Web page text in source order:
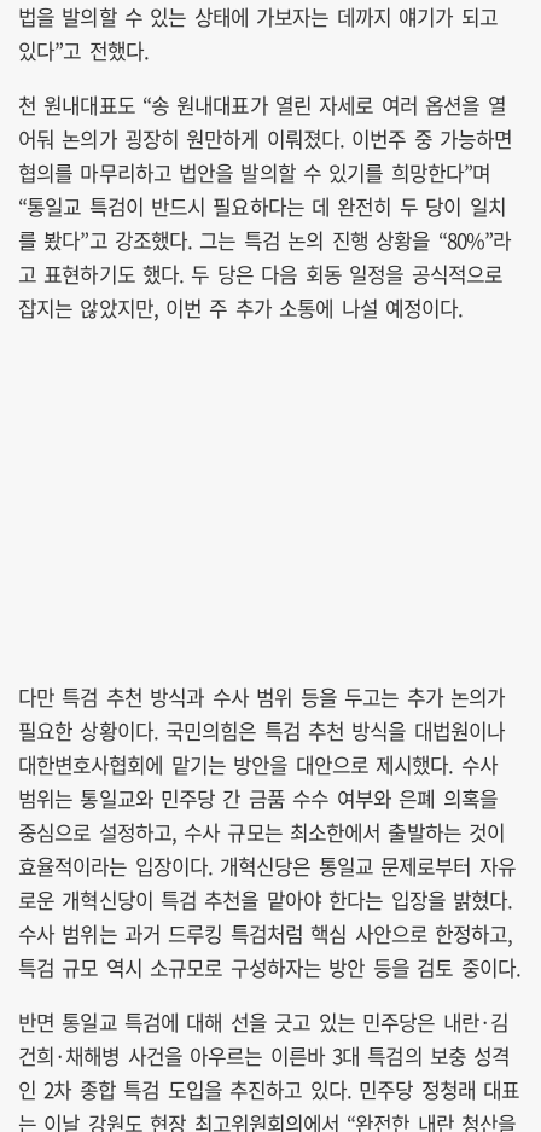
법을 발의할 수 있는 상태에 가보자는 데까지 얘기가 되고
있다”고 전했다.
천 원내대표도 “송 원내대표가 열린 자세로 여러 옵션을 열
어둬 논의가 굉장히 원만하게 이뤄졌다. 이번주 중 가능하면
협의를 마무리하고 법안을 발의할 수 있기를 희망한다”며
“통일교 특검이 반드시 필요하다는 데 완전히 두 당이 일치
를 봤다”고 강조했다. 그는 특검 논의 진행 상황을 “80%”라
고 표현하기도 했다. 두 당은 다음 회동 일정을 공식적으로
잡지는 않았지만, 이번 주 추가 소통에 나설 예정이다.
다만 특검 추천 방식과 수사 범위 등을 두고는 추가 논의가
필요한 상황이다. 국민의힘은 특검 추천 방식을 대법원이나
대한변호사협회에 맡기는 방안을 대안으로 제시했다. 수사
범위는 통일교와 민주당 간 금품 수수 여부와 은폐 의혹을
중심으로 설정하고, 수사 규모는 최소한에서 출발하는 것이
효율적이라는 입장이다. 개혁신당은 통일교 문제로부터 자유
로운 개혁신당이 특검 추천을 맡아야 한다는 입장을 밝혔다.
수사 범위는 과거 드루킹 특검처럼 핵심 사안으로 한정하고,
특검 규모 역시 소규모로 구성하자는 방안 등을 검토 중이다.
반면 통일교 특검에 대해 선을 긋고 있는 민주당은 내란·김
건희·채해병 사건을 아우르는 이른바 3대 특검의 보충 성격
인 2차 종합 특검 도입을 추진하고 있다. 민주당 정청래 대표
는 이날 강원도 현장 최고위원회의에서 “완전한 내란 청산을